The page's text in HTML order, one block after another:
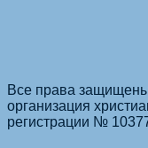
Все права
организация
регистрации №